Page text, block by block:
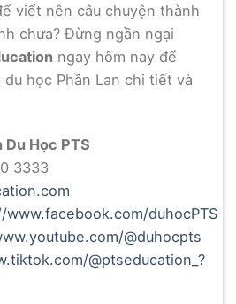
viết nên câu chuyện thành
chưa? Đừng ngần ngại
ngay hôm nay để
học Phần Lan chi tiết và
Du Học PTS
3333
duhocPTS
@duhocpts
@ptseducation_?